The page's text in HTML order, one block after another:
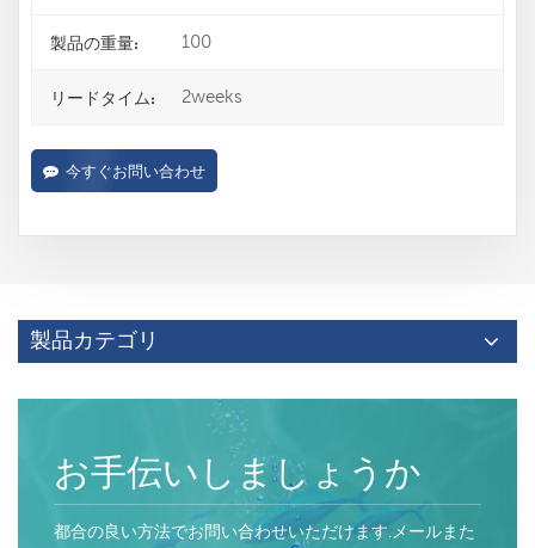
製品の重量: 100
リードタイム: 2weeks
今すぐお問い合わせ
製品カテゴリ
お手伝いしましょうか
都合の良い方法でお問い合わせいただけます.メールまた